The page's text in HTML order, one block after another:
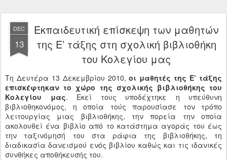
DEC
13
Εκπαιδευτική επίσκεψη των μαθητών
της Ε’ τάξης στη σχολική βιβλιοθήκη
του Κολεγίου μας
Τη Δευτέρα 13 Δεκεμβρίου 2010,οι μαθητές της Ε’ τάξης
επισκέφτηκαν το χώρο της σχολικής βιβλιοθήκης του
Κολεγίου μας. Εκεί τους υποδέχτηκε η υπεύθυνη
βιβλιοθηκονόμος, η οποία τούς παρουσίασε τον τρόπο
λειτουργίας μιας βιβλιοθήκης, την πορεία την οποία
ακολουθεί ένα βιβλίο από το κατάστημα αγοράς του έως
την ταξινόμησή του στα ράφια της βιβλιοθήκης, τη
διαδικασία δανεισμού ενός βιβλίου καθώς και τις ιδανικές
συνθήκες αποθήκευσής του.